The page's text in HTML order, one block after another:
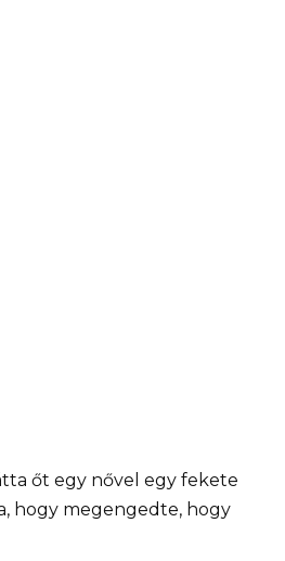
őt egy nővel egy fekete
hogy megengedte, hogy